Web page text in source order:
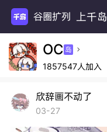
谷圈扩列 上千岛
OC 岛 
1857547人加入
欣辞画不动了
03-27